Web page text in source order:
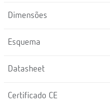
Dimensões
Esquema
Datasheet
Certificado CE